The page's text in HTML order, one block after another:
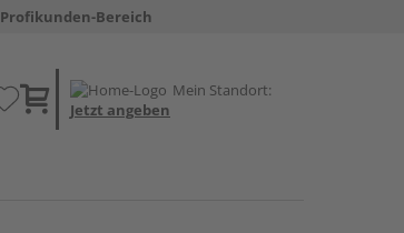
Profikunden-Bereich
Mein Standort:
Jetzt angeben